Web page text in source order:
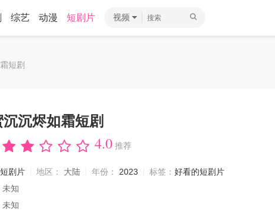
综艺 动漫 短剧片 视频
短剧
沉烬如霜短剧
4.0 推荐
短剧片 地区： 大陆 年份： 2023 标签： 好看的短剧片
未知
未知